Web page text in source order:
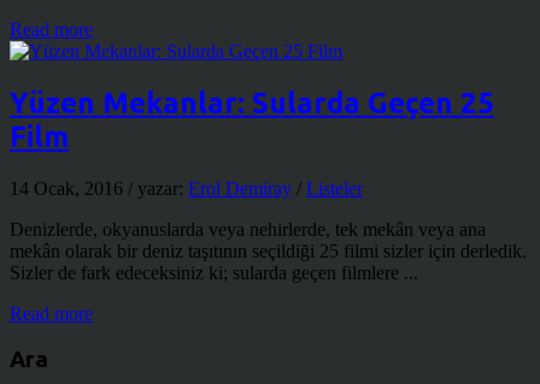
Read more
Yüzen Mekanlar: Sularda Geçen 25
Film
14 Ocak, 2016 / yazar: Erol Demiray / Listeler
Denizlerde, okyanuslarda veya nehirlerde, tek mekân veya ana
mekân olarak bir deniz taşıtının seçildiği 25 filmi sizler için derledik.
Sizler de fark edeceksiniz ki; sularda geçen filmlere ...
Read more
Ara